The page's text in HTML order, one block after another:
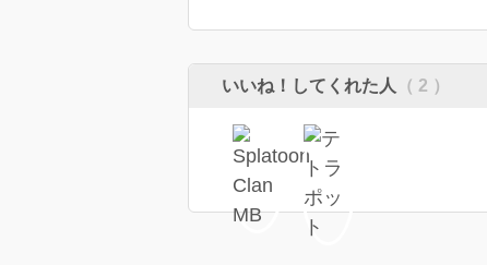
いいね！してくれた人 （ 2 ）